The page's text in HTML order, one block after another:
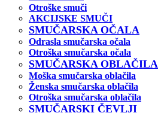
Otroške smuči
AKCIJSKE SMUČI
SMUČARSKA OČALA
Odrasla smučarska očala
Otroška smučarska očala
SMUČARSKA OBLAČILA
Moška smučarska oblačila
Ženska smučarska oblačila
Otroška smučarska oblačila
SMUČARSKI ČEVLJI